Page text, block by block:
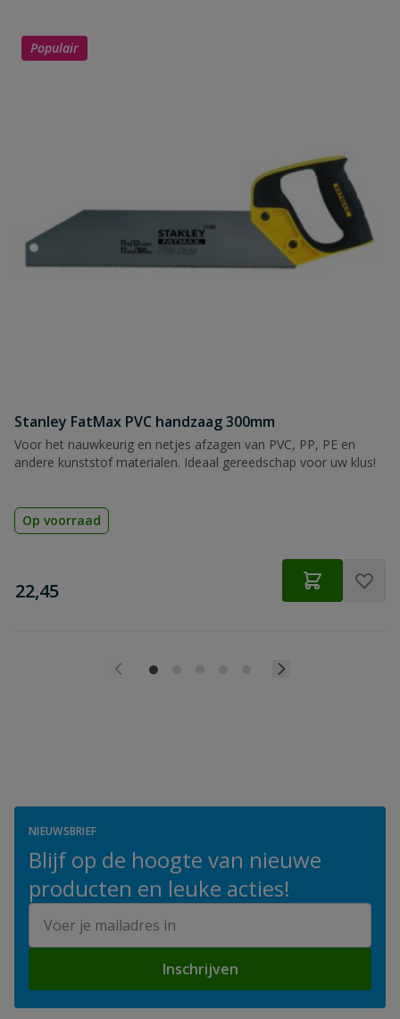
Populair
Stanley FatMax PVC handzaag 300mm
Voor het nauwkeurig en netjes afzagen van PVC, PP, PE en
andere kunststof materialen. Ideaal gereedschap voor uw klus!
Op voorraad
€
22,45
NIEUWSBRIEF
Blijf op de hoogte van nieuwe
producten en leuke acties!
Inschrijven